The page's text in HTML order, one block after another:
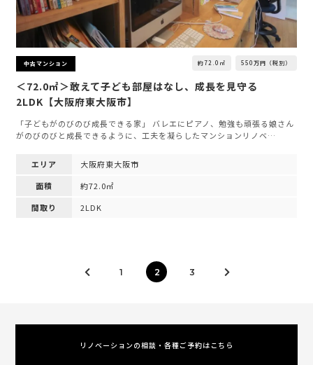
中古マンション 約72.0㎡ 550万円（税別）
＜72.0㎡＞敢えて子ども部屋はなし、成長を見守る
2LDK【大阪府東大阪市】
「子どもがのびのび成長できる家」 バレエにピアノ、勉強も頑張る娘さん
がのびのびと成長できるように、工夫を凝らしたマンションリノベ…
エリア
大阪府東大阪市
面積
約72.0㎡
間取り
2LDK
1 2 3
リノベーションの相談・各種ご予約はこちら